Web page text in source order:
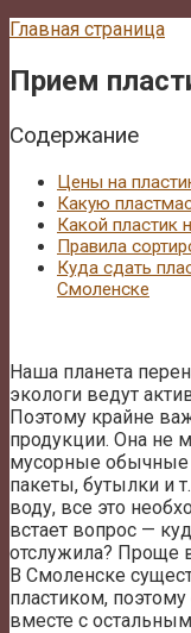
Главная страница
Прием
Содержание
Цены на
Какую
Какой пластик
Правила
Куда сдать
Смоленске
Наша планета
экологи ведут
Поэтому крайне
продукции. Она не
мусорные обычные
пакеты, бутылки и
воду, все это
встает вопрос —
отслужила? Проще
В Смоленске
пластиком,
вместе с